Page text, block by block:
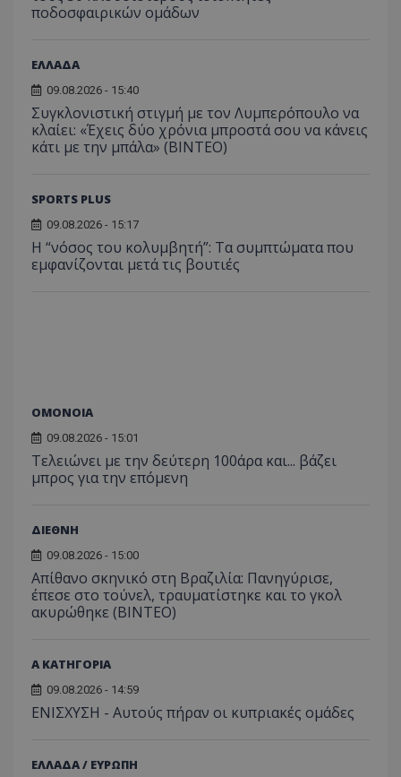
ποδοσφαιρικών ομάδων
ΕΛΛΑΔΑ
09.08.2026 - 15:40
Συγκλονιστική στιγμή με τον Λυμπερόπουλο να
κλαίει: «Έχεις δύο χρόνια μπροστά σου να κάνεις
κάτι με την μπάλα» (ΒΙΝΤΕΟ)
SPORTS PLUS
09.08.2026 - 15:17
Η “νόσος του κολυμβητή”: Τα συμπτώματα που
εμφανίζονται μετά τις βουτιές
ΟΜΟΝΟΙΑ
09.08.2026 - 15:01
Τελειώνει με την δεύτερη 100άρα και... βάζει
μπρος για την επόμενη
ΔΙΕΘΝΗ
09.08.2026 - 15:00
Απίθανο σκηνικό στη Βραζιλία: Πανηγύρισε,
έπεσε στο τούνελ, τραυματίστηκε και το γκολ
ακυρώθηκε (BINTEO)
Α ΚΑΤΗΓΟΡΙΑ
09.08.2026 - 14:59
ΕΝΙΣΧΥΣΗ - Αυτούς πήραν οι κυπριακές ομάδες
ΕΛΛΑΔΑ / ΕΥΡΩΠΗ